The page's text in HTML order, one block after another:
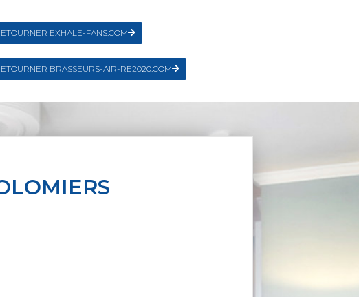
EXHALE-FANS.COM
BRASSEURS-AIR-RE2020.COM